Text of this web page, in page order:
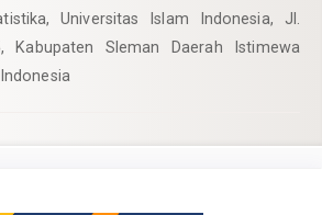
Universitas Islam Indonesia, Jl.
Kabupaten Sleman Daerah Istimewa